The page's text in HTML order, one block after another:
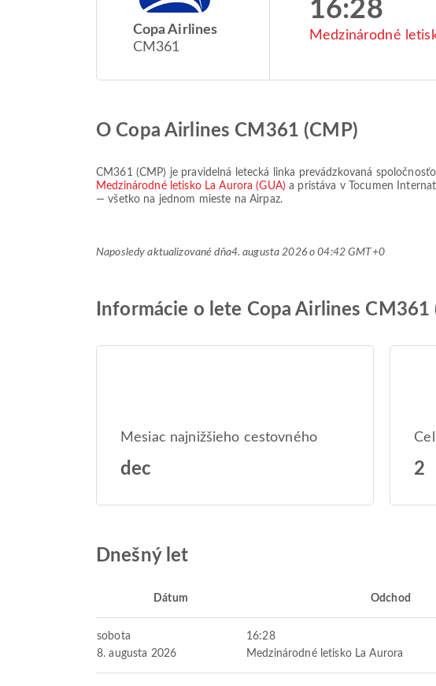
Copa Airlines
CM361
16:28
Medzinárodné
O Copa Airlines CM361 (CMP)
CM361 (CMP) je pravidelná letecká linka prevádzkovaná
Medzinárodné letisko La Aurora (GUA)a pristáva v Tocumen
— všetko na jednom mieste na Airpaz.
Naposledy aktualizované dňa4. augusta 2026 o 04:42 GMT+0
Informácie o lete Copa Airlines CM361
Mesiac najnižšieho cestovného
dec 2
Dnešný let
Dátum Odchod
sobota
8. augusta 2026
16:28
Medzinárodné letisko La Aurora